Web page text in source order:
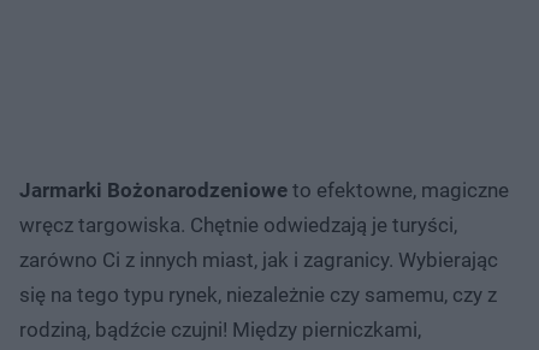
Jarmarki Bożonarodzeniowe to efektowne, magiczne
wręcz targowiska. Chętnie odwiedzają je turyści,
zarówno Ci z innych miast, jak i zagranicy. Wybierając
się na tego typu rynek, niezależnie czy samemu, czy z
rodziną, bądźcie czujni! Między pierniczkami,